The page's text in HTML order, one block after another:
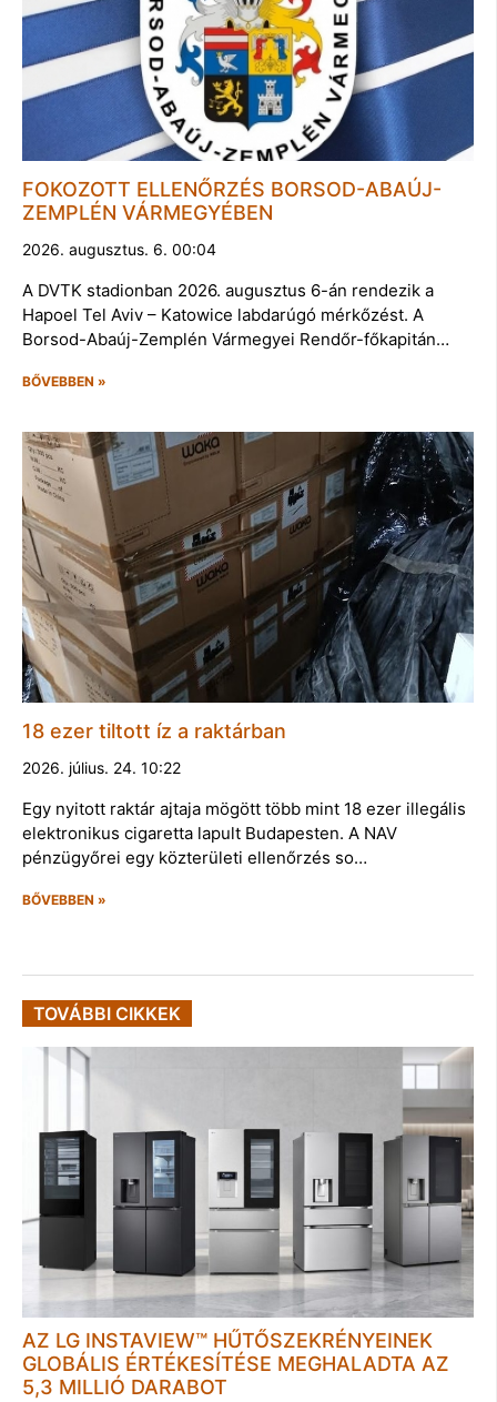
FOKOZOTT ELLENŐRZÉS BORSOD-ABAÚJ-
ZEMPLÉN VÁRMEGYÉBEN
2026. augusztus. 6. 00:04
A DVTK stadionban 2026. augusztus 6-án rendezik a
Hapoel Tel Aviv – Katowice labdarúgó mérkőzést. A
Borsod-Abaúj-Zemplén Vármegyei Rendőr-főkapitán…
BŐVEBBEN »
18 ezer tiltott íz a raktárban
2026. július. 24. 10:22
Egy nyitott raktár ajtaja mögött több mint 18 ezer illegális
elektronikus cigaretta lapult Budapesten. A NAV
pénzügyőrei egy közterületi ellenőrzés so…
BŐVEBBEN »
TOVÁBBI CIKKEK
AZ LG INSTAVIEW™ HŰTŐSZEKRÉNYEINEK
GLOBÁLIS ÉRTÉKESÍTÉSE MEGHALADTA AZ
5,3 MILLIÓ DARABOT